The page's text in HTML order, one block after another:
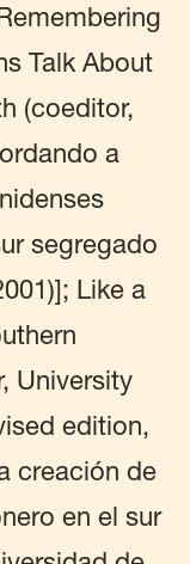
Talk About
(coeditor,
a
segregado
Like a
University
edition,
creación de
en el sur